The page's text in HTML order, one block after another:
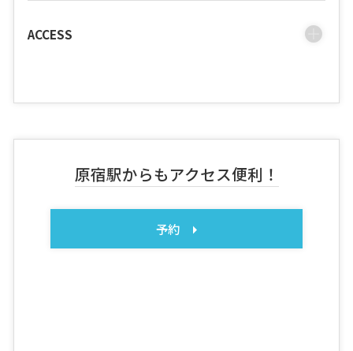
ACCESS
原宿駅からもアクセス便利！
予約